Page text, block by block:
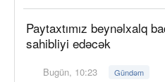
Paytaxtımız beynəlxalq
sahibliyi edəcək
Bugün, 10:23 Gündəm